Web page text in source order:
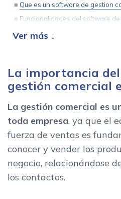
Que es un software de gestion
Funcionalidades del software
Gestion de clientes
las ventas
1. Movilidad
2. Gestion de agenda
Beneficios de utilizar un
Consejos para realizar para un
Como elegir el mejor software
empresa
La importancia del
gestión comercial
La gestión comercial es
toda empresa, ya que el
fuerza de ventas es
conocer y vender los
negocio, relacionándose
los contactos.